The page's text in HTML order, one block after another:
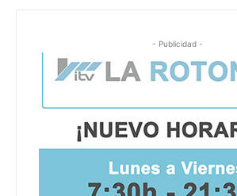
- Publicidad -